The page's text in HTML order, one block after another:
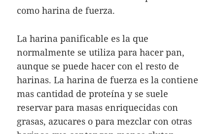
como harina de fuerza.
La harina panificable es la que
normalmente se utiliza para hacer pan,
aunque se puede hacer con el resto de
harinas. La harina de fuerza es la contiene
mas cantidad de proteína y se suele
reservar para masas enriquecidas con
grasas, azucares o para mezclar con otras